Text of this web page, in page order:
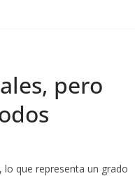
pero
lo que representa un grado